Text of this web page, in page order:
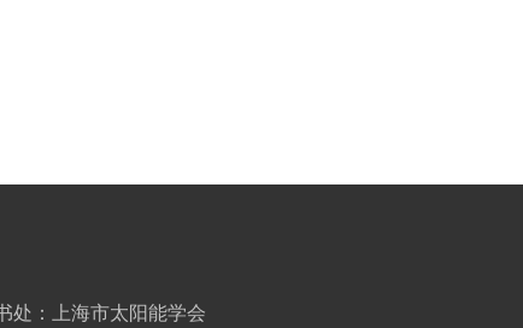
处：上海市太阳能学会